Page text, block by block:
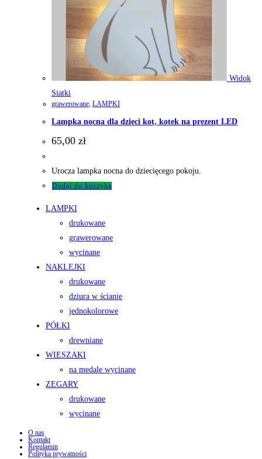
Widok
Siatki
grawerowane, LAMPKI
Lampka nocna dla dzieci kot, kotek na prezent LED
65,00 zł
Urocza lampka nocna do dziecięcego pokoju.
Dodaj do koszyka
LAMPKI
drukowane
grawerowane
wycinane
NAKLEJKI
drukowane
dziura w ścianie
jednokolorowe
PÓŁKI
drewniane
WIESZAKI
na medale wycinane
ZEGARY
drukowane
wycinane
O nas
Kontakt
Regulamin
Polityka prywatności